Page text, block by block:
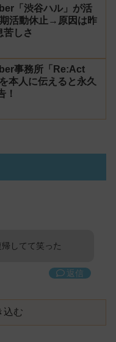
「渋谷ハル」が活
活動休止→原因は昨
苦しさ
事務所「Re:Act
本人に伝えると永久
！
してて笑った
返信
込む